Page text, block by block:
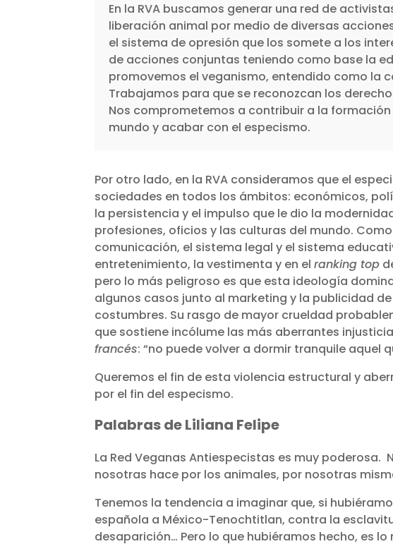
En la RVA buscamos generar una red de
liberación animal por medio de diversas
el sistema de opresión que los somete a los
de acciones conjuntas teniendo como base la
promovemos el veganismo, entendido como la
Trabajamos para que se reconozcan los
Nos comprometemos a contribuir a la
mundo y acabar con el especismo.
Por otro lado, en la RVA consideramos que el
sociedades en todos los ámbitos: económicos,
la persistencia y el impulso que le dio la
profesiones, oficios y las culturas del mundo.
comunicación, el sistema legal y el sistema
entretenimiento, la vestimenta y en elranking top
pero lo más peligroso es que esta ideología
algunos casos junto al marketing y la publicidad
costumbres. Su rasgo de mayor crueldad
que sostiene incólume las más aberrantes
francés: “no puede volver a dormir tranquile aquel
Queremos el fin de esta violencia estructural y
por el fin del especismo.
Palabras de Liliana Felipe
La Red Veganas Antiespecistas es muy poderosa.
nosotras hace por los animales, por nosotras
Tenemos la tendencia a imaginar que, si
española a México-Tenochtitlan, contra la
desaparición… Pero lo que hubiéramos hecho, es